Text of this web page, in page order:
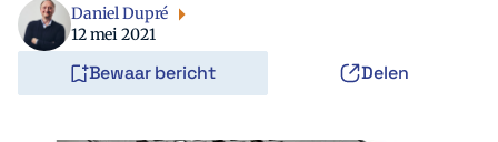
Daniel Dupré
12 mei 2021
Bewaar bericht Delen